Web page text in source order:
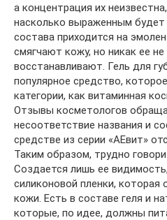
а концентрация их
насколько выраженным
состава приходится на
смягчают кожу, но никак ее
восстанавливают. Гель для
популярное средство,
категории, как витаминная
Отзывы косметологов
несоответствие названия и
средстве из серии «АЕвит»
Таким образом, трудно
Создается лишь ее
силиконовой пленки, которая
кожи. Есть в составе геля и
которые, по идее, должны